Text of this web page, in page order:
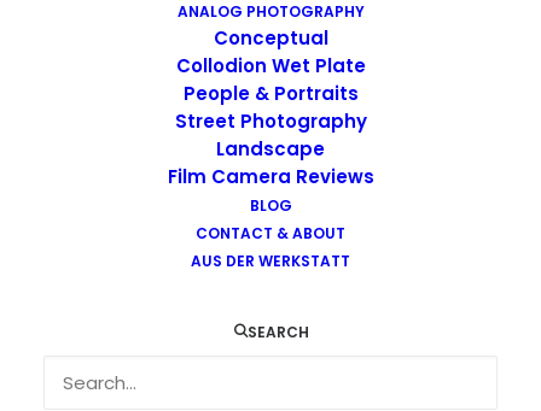
ANALOG PHOTOGRAPHY
Conceptual
Collodion Wet Plate
People & Portraits
Street Photography
Landscape
Film Camera Reviews
BLOG
CONTACT & ABOUT
AUS DER WERKSTATT
SEARCH
Images tagged "alternative-process"
Images tagged "alternative-process"